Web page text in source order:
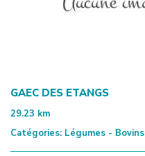
GAEC DES ETANGS
29.23 km
Catégories: Légumes - Bovins